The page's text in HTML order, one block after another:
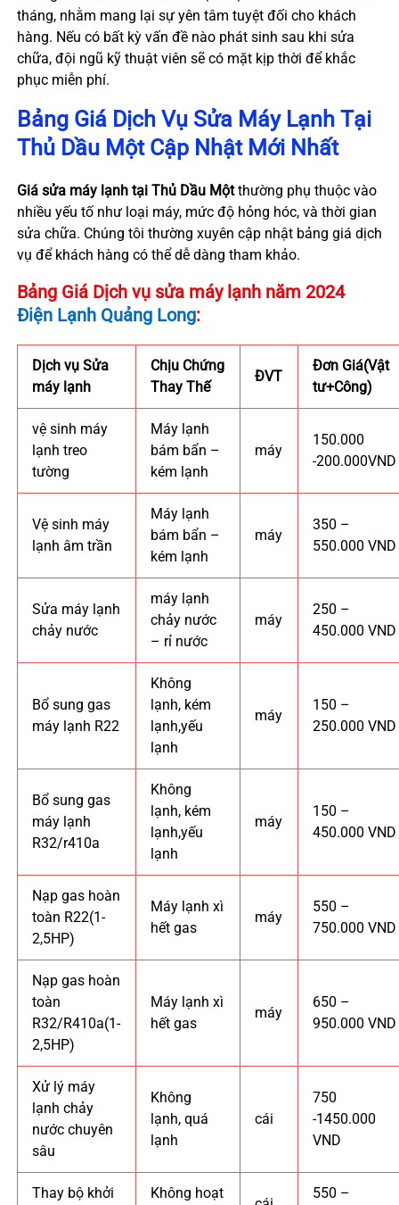
tháng, nhằm mang lại sự yên tâm tuyệt đối cho khách
hàng. Nếu có bất kỳ vấn đề nào phát sinh sau khi sửa
chữa, đội ngũ kỹ thuật viên sẽ có mặt kịp thời để khắc
phục miễn phí.
Bảng Giá Dịch Vụ Sửa Máy Lạnh Tại
Thủ Dầu Một Cập Nhật Mới Nhất
Giá sửa máy lạnh tại Thủ Dầu Mộtthường phụ thuộc vào
nhiều yếu tố như loại máy, mức độ hỏng hóc, và thời gian
sửa chữa. Chúng tôi thường xuyên cập nhật bảng giá dịch
vụ để khách hàng có thể dễ dàng tham khảo.
Bảng Giá Dịch vụ sửa máy lạnh năm 2024
Điện Lạnh Quảng Long:
Dịch vụ Sửa
máy lạnh
Chịu Chứng
Thay Thế
ĐVT
Đơn Giá(Vật
tư+Công)
vệ sinh máy
lạnh treo
tường
Máy lạnh
bám bẩn –
kém lạnh
máy
150.000
-200.000VND
Vệ sinh máy
lạnh âm trần
Máy lạnh
bám bẩn –
kém lạnh
máy
350 –
550.000 VND
Sửa máy lạnh
chảy nước
máy lạnh
chảy nước
– rỉ nước
máy
250 –
450.000 VND
Bổ sung gas
máy lạnh R22
Không
lạnh, kém
lạnh,yếu
lạnh
máy
150 –
250.000 VND
Bổ sung gas
máy lạnh
R32/r410a
Không
lạnh, kém
lạnh,yếu
lạnh
máy
150 –
450.000 VND
Nạp gas hoàn
toàn R22(1-
2,5HP)
Máy lạnh xì
hết gas
máy
550 –
750.000 VND
Nạp gas hoàn
toàn
R32/R410a(1-
2,5HP)
Máy lạnh xì
hết gas
máy
650 –
950.000 VND
Xử lý máy
lạnh chảy
nước chuyên
sâu
Không
lạnh, quá
lạnh
cái
750
-1450.000
VND
Thay bộ khởi Không hoạt 550 –